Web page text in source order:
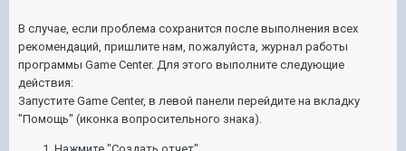
В случае, если проблема сохранится после выполнения всех
рекомендаций, пришлите нам, пожалуйста, журнал работы
программы Game Center. Для этого выполните следующие
действия:
Запустите Game Center, в левой панели перейдите на вкладку
"Помощь" (иконка вопросительного знака).